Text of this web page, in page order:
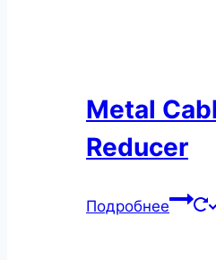
Metal
Reducer
Подробнее